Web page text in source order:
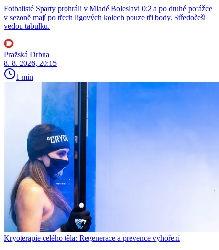
Fotbalisté Sparty prohráli v Mladé Boleslavi 0:2 a po druhé porážce
v sezoně mají po třech ligových kolech pouze tři body. Středočeši
vedou tabulku.
Pražská Drbna
8. 8. 2026, 20:15
1 min
Kryoterapie celého těla: Regenerace a prevence vyhoření